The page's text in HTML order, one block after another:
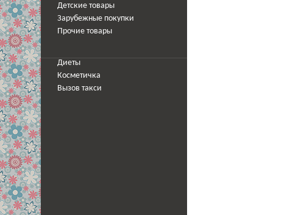
Детские товары
Зарубежные покупки
Прочие товары
Диеты
Косметичка
Вызов такси